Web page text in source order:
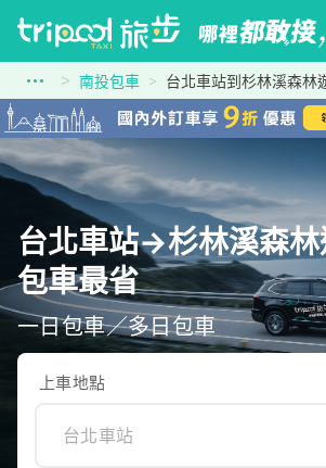
南投包車 台北車站到杉林溪森林
台北車站→杉林溪森林
包車最省
一日包車／多日包車
上車地點